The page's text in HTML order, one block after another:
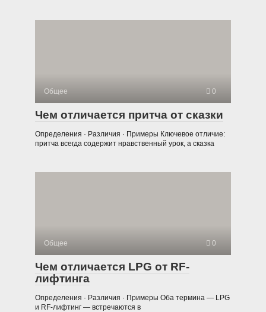
Общее 0
Чем отличается притча от сказки
Определения · Различия · Примеры Ключевое отличие:
притча всегда содержит нравственный урок, а сказка
Общее 0
Чем отличается LPG от RF-
лифтинга
Определения · Различия · Примеры Оба термина — LPG
и RF-лифтинг — встречаются в